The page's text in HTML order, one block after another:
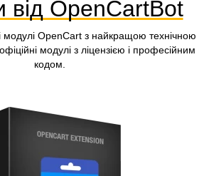
від OpenCartBot
модулі OpenCart з найкращою технічною
модулі з ліцензією і професійним
кодом.